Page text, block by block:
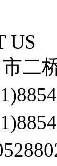
US
二